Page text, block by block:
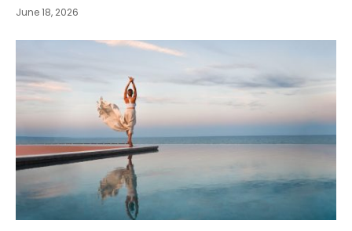
June 18, 2026